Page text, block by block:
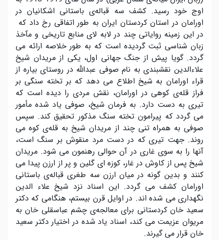
اوج خود رسید. کشف سه قباله‌ی باستانی اشکانیان در
اورامان در استان کردستان ایران به طور اتفاقی رخ داد که
در این زمینه روایاتی چند در لابه لای منابع تاریخی و مآخذ
زبان شناسی ثبت گردیده است که به طور خلاصه ارائه می
گردد. گویا پیش از جنگ جهانی اول، یکی از مریدان شیخ
علاءالدین نقشبندی به نام صوفی عبدالله در روستای بیاره از
قراء اورامان به شیخ اطلاع می دهد که بر تخته سنگی بر
فراز قله‌ی کوهی در اورامان، نقش مردی را دیده است که
تیری به دست دارد. به فرمان شیخ، صوفی یاد شده مأمور
می گردد که پیرامون تخته سنگ مذکور تحقیق کند. سپس
صوفی به همراه تنی چند از مریدان شیخ به قله‌ی کوه می
روند. جهت تیری که در دست مرد منقوش بر سنگ است،
آنها را به سوی غاری در آن حوالی رهنمون می شود. مریدان
شیخ پس از کاوش در غار، کوزه ای گلین و پر از ارزن پیدا می
کنند و بدین گونه در میان ارزن سه طغری قباله‌ی باستانی
اورامان کشف می گردد. این اسناد نزد شیخ علاء الدین
نگهداری می شده اند. در اوایل قرن بیستم، هنگامی که دکتر
سعید خان کردستانی برای معالجه‌ی چشم عباسقلی خان به
مریوان عزیمت می کند، اسناد یاد شده در اختیار دکتر سعید
خان قرار می گیرند.